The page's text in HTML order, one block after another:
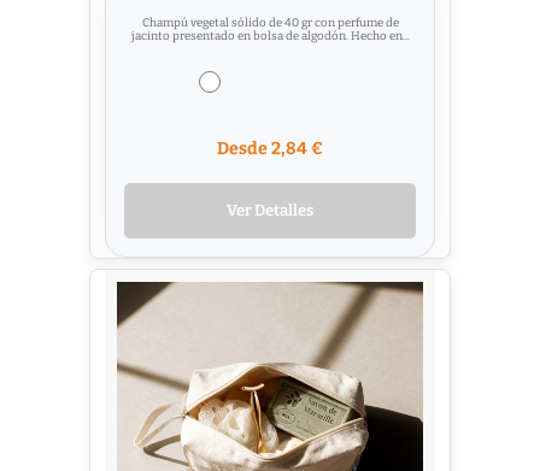
Champú vegetal sólido de 40 gr con perfume de
jacinto presentado en bolsa de algodón. Hecho en...
Desde 2,84 €
Ver Detalles